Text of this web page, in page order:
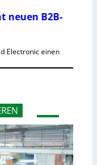
neuen B2B-
Electronic einen